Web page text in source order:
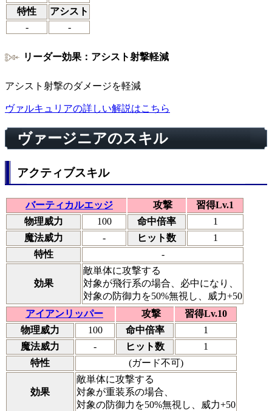
特性
アシスト
-
-
リーダー効果：アシスト射撃軽減
アシスト射撃のダメージを軽減
ヴァルキュリアの詳しい解説はこちら
ヴァージニアのスキル
アクティブスキル
バーティカルエッジ 攻撃
習得Lv.1
物理威力
100 命中倍率
1
魔法威力
- ヒット数
1
特性
-
効果
敵単体に攻撃する
対象が飛行系の場合、必中になり、
対象の防御力を50%無視し、威力+50
アイアンリッパー
攻撃
習得Lv.10
物理威力
100 命中倍率
1
魔法威力
- ヒット数
1
特性
(ガード不可)
効果
敵単体に攻撃する
対象が重装系の場合、
対象の防御力を50%無視し、威力+50